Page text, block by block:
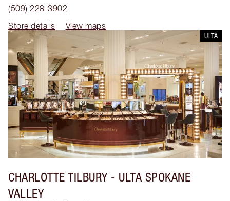
(509) 228-3902
Store details
View maps
ULTA
CHARLOTTE TILBURY - ULTA SPOKANE
VALLEY